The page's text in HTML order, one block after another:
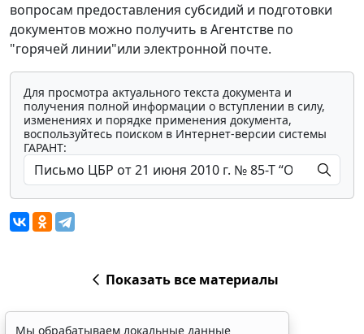
вопросам предоставления субсидий и подготовки
документов можно получить в Агентстве по
"горячей линии"или электронной почте.
Для просмотра актуального текста документа и
получения полной информации о вступлении в силу,
изменениях и порядке применения документа,
воспользуйтесь поиском в Интернет-версии системы
ГАРАНТ:
Показать все материалы
Мы обрабатываем локальные данные